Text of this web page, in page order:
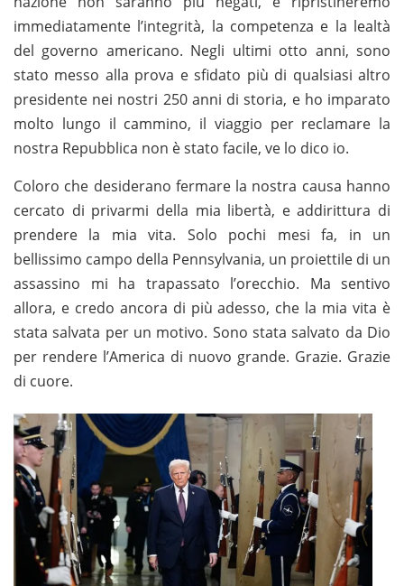
immediatamente l’integrità, la competenza e la lealtà
del governo americano. Negli ultimi otto anni, sono
stato messo alla prova e sfidato più di qualsiasi altro
presidente nei nostri 250 anni di storia, e ho imparato
molto lungo il cammino, il viaggio per reclamare la
nostra Repubblica non è stato facile, ve lo dico io.
Coloro che desiderano fermare la nostra causa hanno
cercato di privarmi della mia libertà, e addirittura di
prendere la mia vita. Solo pochi mesi fa, in un
bellissimo campo della Pennsylvania, un proiettile di un
assassino mi ha trapassato l’orecchio. Ma sentivo
allora, e credo ancora di più adesso, che la mia vita è
stata salvata per un motivo. Sono stata salvato da Dio
per rendere l’America di nuovo grande. Grazie. Grazie
di cuore.